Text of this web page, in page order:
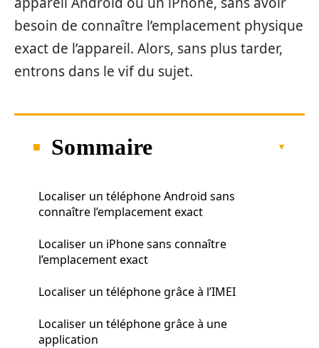
besoin de connaître l’emplacement physique
exact de l’appareil. Alors, sans plus tarder,
entrons dans le vif du sujet.
Sommaire
Localiser un téléphone Android sans
connaître l’emplacement exact
Localiser un iPhone sans connaître
l’emplacement exact
Localiser un téléphone grâce à l’IMEI
Localiser un téléphone grâce à une
application